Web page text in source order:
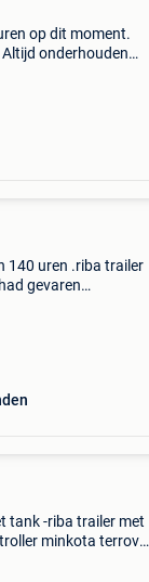
op dit moment.
onderhouden
140 uren .riba trailer
gevaren
tank -riba trailer met
minkota terrova